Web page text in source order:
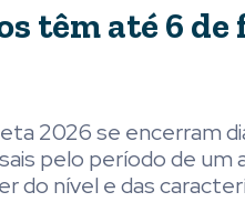
têm até 6
2026 se encerram
pelo período de um
do nível e das